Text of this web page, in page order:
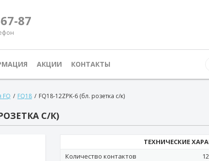
87
АКЦИИ КОНТАКТЫ
FQ / FQ18 / FQ18-12ZPK-6 (бл. розетка с/к)
С/К)
ТЕХНИЧЕСКИЕ
Количество контактов
12